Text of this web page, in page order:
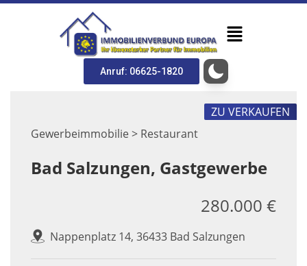
Anruf: 06625-1820
Gewerbeimmobilie > Restaurant
ZU VERKAUFEN
Bad Salzungen, Gastgewerbe
Nappenplatz 14, 36433 Bad Salzungen
280.000 €